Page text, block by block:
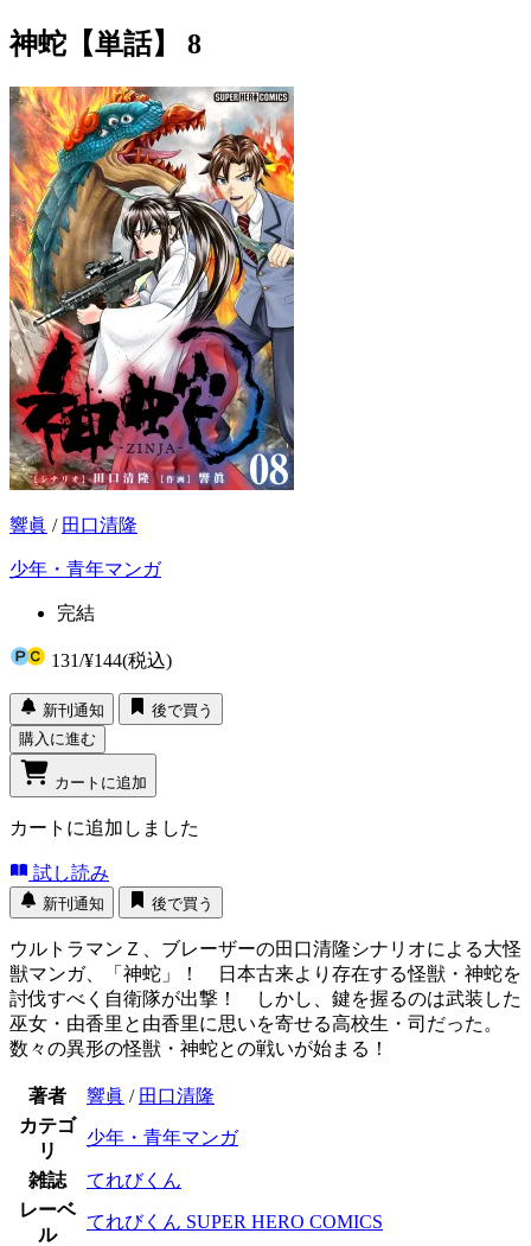
神蛇【単話】 8
響眞 / 田口清隆
少年・青年マンガ
完結
131/¥144(税込)
新刊通知
後で買う
購入に進む
カートに追加
カートに追加しました
試し読み
新刊通知 後で買う
ウルトラマンＺ、ブレーザーの田口清隆シナリオによる大怪
獣マンガ、「神蛇」！ 日本古来より存在する怪獣・神蛇を
討伐すべく自衛隊が出撃！ しかし、鍵を握るのは武装した
巫女・由香里と由香里に思いを寄せる高校生・司だった。
数々の異形の怪獣・神蛇との戦いが始まる！
著者 響眞 / 田口清隆
カテゴ
リ
少年・青年マンガ
雑誌
てれびくん
レーベ
ル
てれびくん SUPER HERO COMICS